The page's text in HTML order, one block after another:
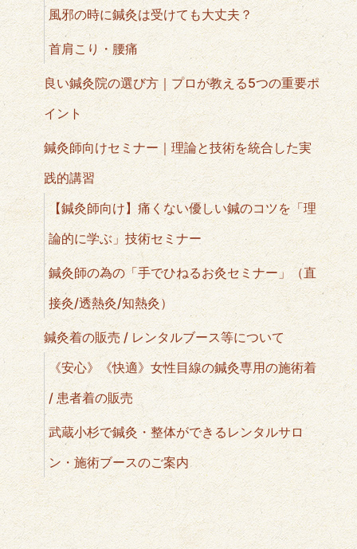
風邪の時に鍼灸は受けても大丈夫？
首肩こり・腰痛
良い鍼灸院の選び方｜プロが教える5つの重要ポ
イント
鍼灸師向けセミナー｜理論と技術を統合した実
践的講習
【鍼灸師向け】痛くない優しい鍼のコツを「理
論的に学ぶ」技術セミナー
鍼灸師の為の「手でひねるお灸セミナー」（直
接灸/透熱灸/知熱灸）
鍼灸着の販売 / レンタルブース等について
《安心》《快適》女性目線の鍼灸専用の施術着
/ 患者着の販売
武蔵小杉で鍼灸・整体ができるレンタルサロ
ン・施術ブースのご案内